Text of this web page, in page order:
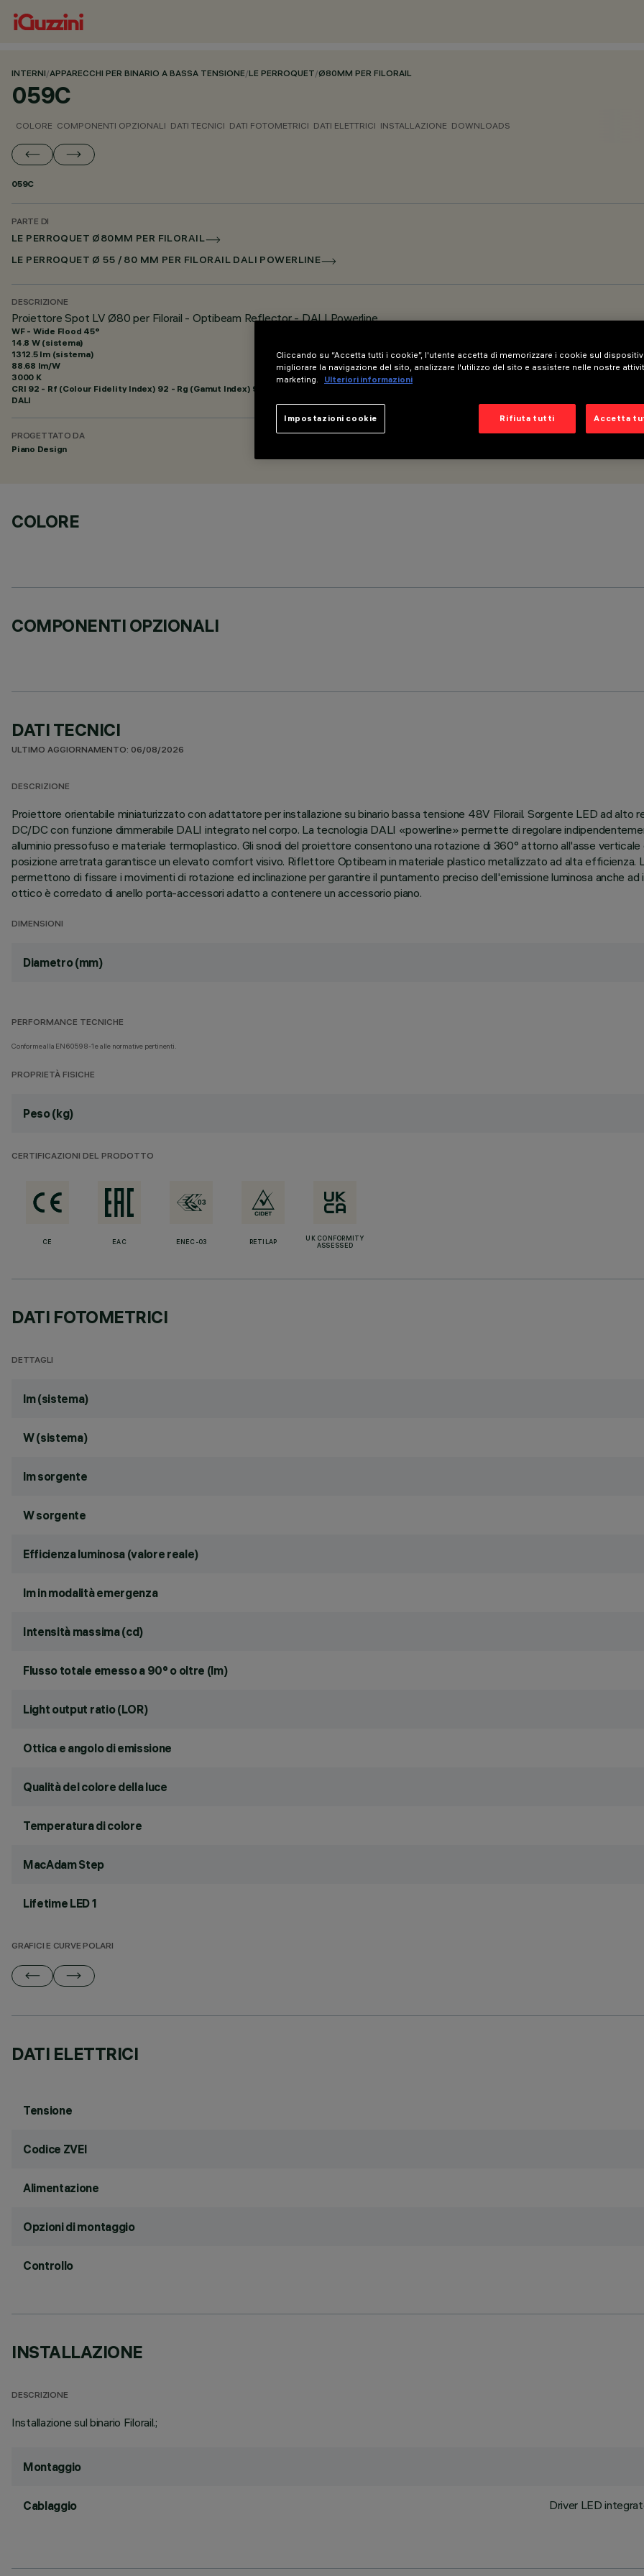
INTERNI/APPARECCHI PER BINARIO A BASSA TENSIONE/LE PERROQUET/Ø80MM PER FILORAIL
059C
COLORE COMPONENTI OPZIONALI DATI TECNICI DATI FOTOMETRICI DATI ELETTRICI INSTALLAZIONE DOWNLOADS
059C
PARTE DI
LE PERROQUET Ø80MM PER FILORAIL
LE PERROQUET Ø 55 / 80 MM PER FILORAIL DALI POWERLINE
DESCRIZIONE
Proiettore Spot LV Ø80 per Filorail - Optibeam Reflector - DALI Powerline
WF - Wide Flood 45°
14.8 W (sistema)
1312.5 lm (sistema)
88.68 lm/W
3000 K
CRI 92 - Rf (Colour Fidelity Index) 92 - Rg (Gamut Index) 99
DALI
PROGETTATO DA
Piano Design
COLORE
COMPONENTI OPZIONALI
DATI TECNICI
ULTIMO AGGIORNAMENTO: 06/08/2026
DESCRIZIONE
Proiettore orientabile miniaturizzato con adattatore per installazione su binario bassa tensione 48V Filorail. Sorgente LED ad alto
DC/DC con funzione dimmerabile DALI integrato nel corpo. La tecnologia DALI «powerline» permette di regolare
alluminio pressofuso e materiale termoplastico. Gli snodi del proiettore consentono una rotazione di 360° attorno all'asse verticale
posizione arretrata garantisce un elevato comfort visivo. Riflettore Optibeam in materiale plastico metallizzato ad alta efficienza.
permettono di fissare i movimenti di rotazione ed inclinazione per garantire il puntamento preciso dell'emissione luminosa anche
ottico è corredato di anello porta-accessori adatto a contenere un accessorio piano.
DIMENSIONI
Diametro (mm)
PERFORMANCE TECNICHE
Conforme alla EN60598-1 e alle normative pertinenti.
PROPRIETÀ FISICHE
Peso (kg)
CERTIFICAZIONI DEL PRODOTTO
CE EAC ENEC-03 RETILAP
UK CONFORMITY
ASSESSED
DATI FOTOMETRICI
DETTAGLI
lm (sistema)
W (sistema)
lm sorgente
W sorgente
Efficienza luminosa (valore reale)
lm in modalità emergenza
Intensità massima (cd)
Flusso totale emesso a 90° o oltre (lm)
Light output ratio (LOR)
Ottica e angolo di emissione
Qualità del colore della luce
Temperatura di colore
MacAdam Step
Lifetime LED 1
GRAFICI E CURVE POLARI
DATI ELETTRICI
Tensione
Codice ZVEI
Alimentazione
Opzioni di montaggio
Controllo
INSTALLAZIONE
DESCRIZIONE
Installazione sul binario Filorail.;
Montaggio
Cablaggio Driver LED
Cliccando su “Accetta tutti i cookie”, l'utente accetta di memorizzare i cookie sul
migliorare la navigazione del sito, analizzare l'utilizzo del sito e assistere nelle nostre
marketing.
Ulteriori informazioni
Rifiuta tutti Accetta
Impostazioni cookie